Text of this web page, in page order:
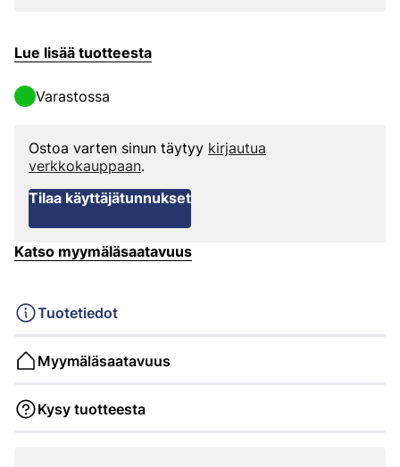
Lue lisää tuotteesta
Varastossa
Ostoa varten sinun täytyy kirjautua
verkkokauppaan.
Tilaa käyttäjätunnukset
Katso myymäläsaatavuus
Tuotetiedot
Myymäläsaatavuus
Kysy tuotteesta